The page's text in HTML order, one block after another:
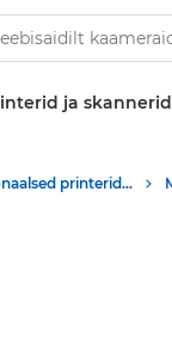
ja skannerid
Multifunktsionaalsed printerid – kõik-ühes printerid